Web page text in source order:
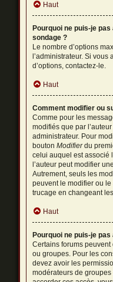
Haut
Pourquoi ne puis-je
sondage ?
Le nombre d’options
l’administrateur. Si
d’options, contactez-le.
Haut
Comment modifier ou
Comme pour les
modifiés que par
administrateur. Pour
boutonModifierdu
celui auquel est associé
l’auteur peut modifier
Autrement, seuls les
peuvent le modifier ou
trucage en changeant
Haut
Pourquoi ne puis-je
Certains forums
ou groupes. Pour les
devez avoir les
modérateurs de